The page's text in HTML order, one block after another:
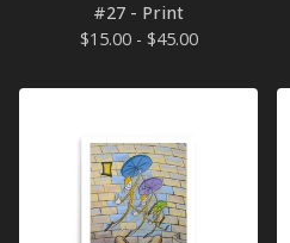
#27 - Print
$15.00 - $45.00